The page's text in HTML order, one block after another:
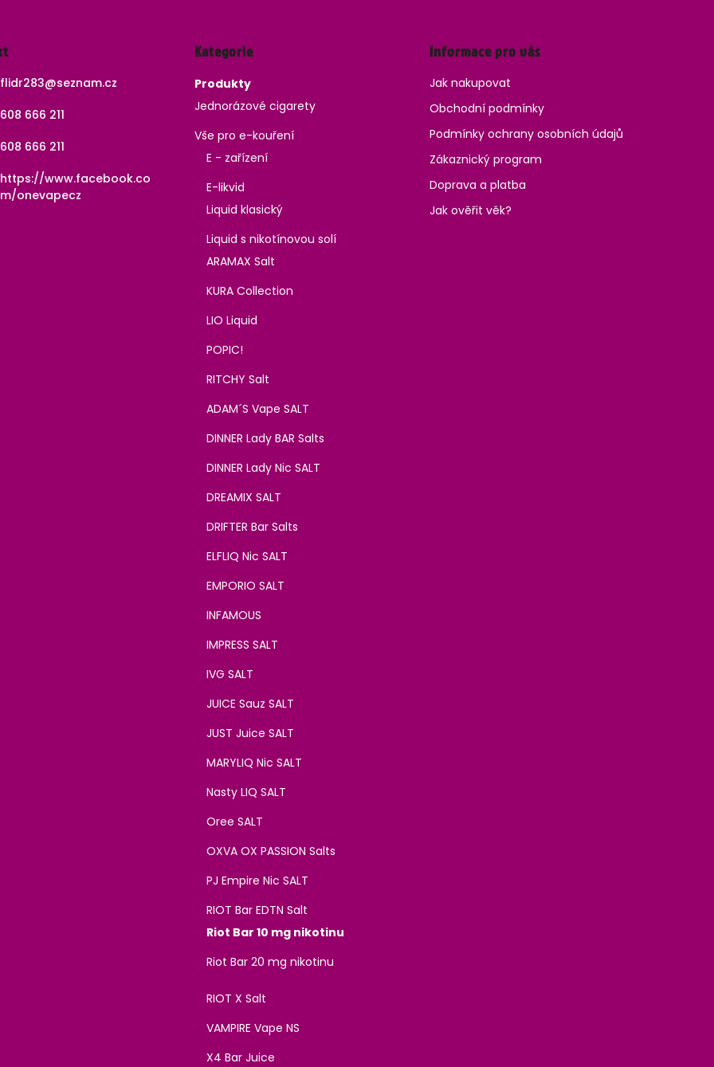
flidr283@seznam.cz
608 666 211
608 666 211
https://www.facebook.co
m/onevapecz
kategorie
Kategorie
Produkty
Jednorázové cigarety
Vše pro e-kouření
E - zařízení
E-likvid
Liquid klasický
Liquid s nikotínovou solí
ARAMAX Salt
KURA Collection
LIO Liquid
POPIC!
RITCHY Salt
ADAM´S Vape SALT
DINNER Lady BAR Salts
DINNER Lady Nic SALT
DREAMIX SALT
DRIFTER Bar Salts
ELFLIQ Nic SALT
EMPORIO SALT
INFAMOUS
IMPRESS SALT
IVG SALT
JUICE Sauz SALT
JUST Juice SALT
MARYLIQ Nic SALT
Nasty LIQ SALT
Oree SALT
OXVA OX PASSION Salts
PJ Empire Nic SALT
RIOT Bar EDTN Salt
Riot Bar 10 mg nikotinu
Riot Bar 20 mg nikotinu
RIOT X Salt
VAMPIRE Vape NS
X4 Bar Juice
Informace pro vás
Jak nakupovat
Obchodní podmínky
Podmínky ochrany osobních údajů
Zákaznický program
Doprava a platba
Jak ověřit věk?